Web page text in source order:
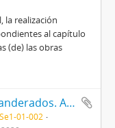
la realización
al capítulo
(de) las obras
Capítulo Cuerpos A banderados. Actualizaciones
01-002